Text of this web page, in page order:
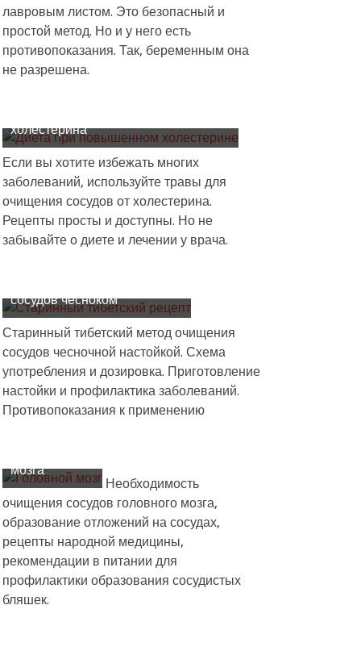
лавровым листом. Это безопасный и
простой метод. Но и у него есть
противопоказания. Так, беременным она
не разрешена.
холестерина
Если вы хотите избежать многих
заболеваний, используйте травы для
очищения сосудов от холестерина.
Рецепты просты и доступны. Но не
забывайте о диете и лечении у врача.
сосудов чесноком
Старинный тибетский метод очищения
сосудов чесночной настойкой. Схема
употребления и дозировка. Приготовление
настойки и профилактика заболеваний.
Противопоказания к применению
Советы по
очищению
мозга
Необходимость
очищения сосудов головного мозга,
образование отложений на сосудах,
рецепты народной медицины,
рекомендации в питании для
профилактики образования сосудистых
бляшек.
Рецепты чистки